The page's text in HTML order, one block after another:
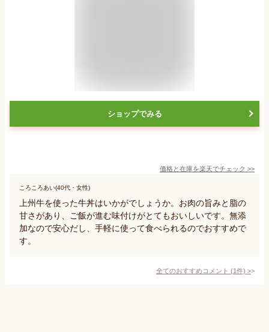
ショップでみる
価格と在庫を楽天でチェック >>
ころころあい(40代・女性)
上州牛を使った牛丼はいかがでしょうか。お肉の旨みと脂の
甘さがあり、ご飯が進む味付けがとてもおいしいです。無添
加なので安心だし、手軽に使って食べられるのでおすすめで
す。
全てのおすすめコメント (1件) >